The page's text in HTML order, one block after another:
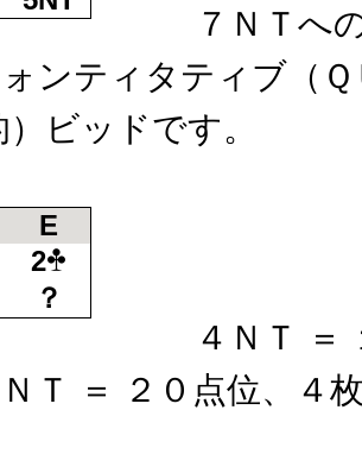
７ＮＴへの
ィタティブ（Ｑ
）ビッドです。
E
2
？
４ＮＴ ＝ １
＝ ２０点位、４